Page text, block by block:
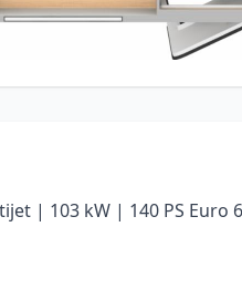
| 103 kW | 140 PS